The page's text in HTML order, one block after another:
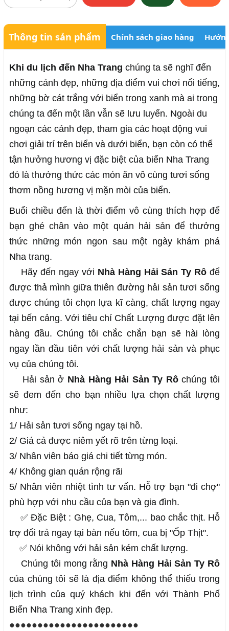
Thông tin sản phẩm Chính sách giao hàng
Khi du lịch đến Nha Trang chúng ta sẽ nghĩ đến
những cảnh đẹp, những địa điểm vui chơi nổi tiếng,
những bờ cát trắng với biển trong xanh mà ai trong
chúng ta đến một lần vẫn sẽ lưu luyến. Ngoài du
ngoạn các cảnh đẹp, tham gia các hoạt động vui
chơi giải trí trên biển và dưới biển, bạn còn có thể
tận hưởng hương vị đặc biệt của biển Nha Trang
đó là thưởng thức các món ăn vô cùng tươi sống
thơm nồng hương vị mặn mòi của biển.
Buổi chiều đến là thời điểm vô cùng thích hợp để
bạn ghé chân vào một quán hải sản để thưởng
thức những món ngon sau một ngày khám phá
Nha trang.
Hãy đến ngay với Nhà Hàng Hải Sản Ty Rô để
được thả mình giữa thiên đường hải sản tươi sống
được chúng tôi chọn lựa kĩ càng, chất lượng ngay
tại bến cảng. Với tiêu chí Chất Lượng được đặt lên
hàng đầu. Chúng tôi chắc chắn bạn sẽ hài lòng
ngay lần đầu tiên với chất lượng hải sản và phục
vụ của chúng tôi.
Hải sản ở Nhà Hàng Hải Sản Ty Rô chúng tôi
sẽ đem đến cho bạn nhiều lựa chọn chất lượng
như:
1/ Hải sản tươi sống ngay tại hồ.
2/ Giá cả được niêm yết rõ trên từng loại.
3/ Nhân viên báo giá chi tiết từng món.
4/ Không gian quán rộng rãi
5/ Nhân viên nhiệt tình tư vấn. Hỗ trợ bạn "đi chợ"
phù hợp với nhu cầu của bạn và gia đình.
✅ Đặc Biệt : Ghẹ, Cua, Tôm,... bao chắc thịt. Hỗ
trợ đổi trả ngay tại bàn nếu tôm, cua bị "Ốp Thịt".
✅ Nói không với hải sản kém chất lượng.
Chúng tôi mong rằng Nhà Hàng Hải Sản Ty Rô
của chúng tôi sẽ là địa điểm không thể thiếu trong
lịch trình của quý khách khi đến với Thành Phố
Biển Nha Trang xinh đẹp.
●●●●●●●●●●●●●●●●●●●●●●●